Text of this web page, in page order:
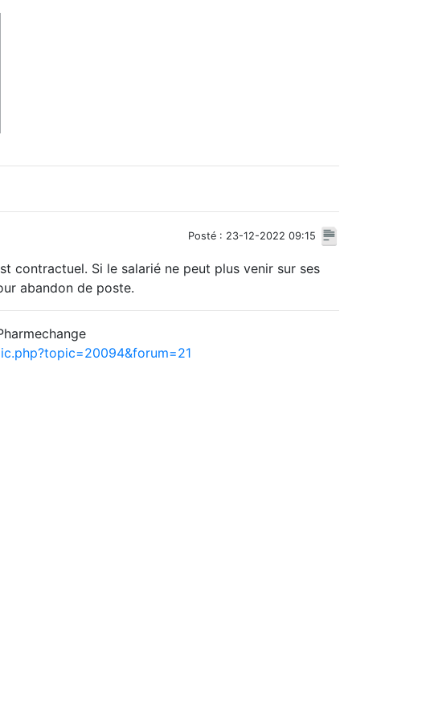
Posté : 23-12-2022 09:15
contractuel. Si le salarié ne peut plus venir sur ses
abandon de poste.